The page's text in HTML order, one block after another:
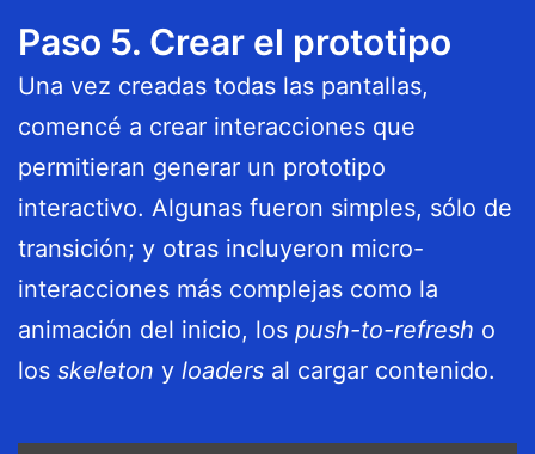
Paso 5. Crear el prototipo
Una vez creadas todas las pantallas,
comencé a crear interacciones que
permitieran generar un prototipo
interactivo. Algunas fueron simples, sólo de
transición; y otras incluyeron micro-
interacciones más complejas como la
animación del inicio, los push-to-refresh o
los skeleton y loaders al cargar contenido.